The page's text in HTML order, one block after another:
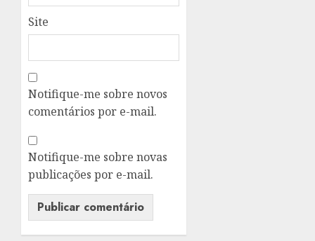
Site
Notifique-me sobre novos
comentários por e-mail.
Notifique-me sobre novas
publicações por e-mail.